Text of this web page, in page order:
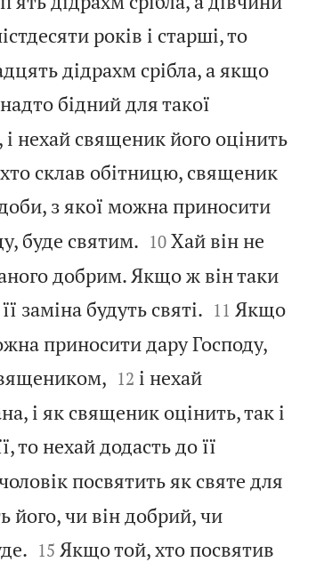
років і старші, то
дідрахм срібла, а якщо
бідний для такої
нехай священик його оцінить
склав обітницю, священик
з якої можна приносити
буде святим.
10 Хай він не
добрим. Якщо ж він таки
заміна будуть святі.
11 Якщо
приносити дару Господу,

12 і нехай
і як священик оцінить, так і
то нехай додасть до її
посвятить як святе для
його, чи він добрий, чи

15 Якщо той, хто посвятив